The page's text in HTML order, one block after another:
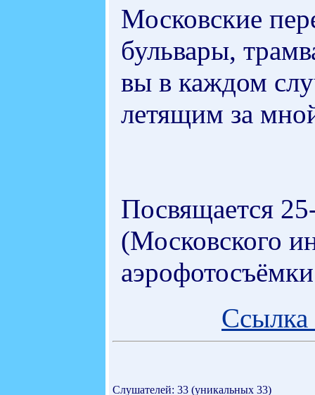
Московские
бульвары,
вы в каждом
летящим за
Посвящается
(Московского
Ссылка
Слушателей: 33 (уникальных 33)